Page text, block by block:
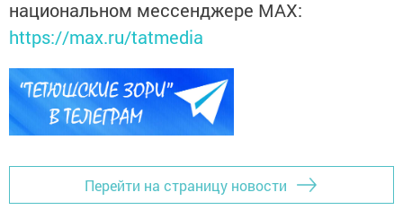
национальном мессенджере MАХ:
https://max.ru/tatmedia
Перейти на страницу новости